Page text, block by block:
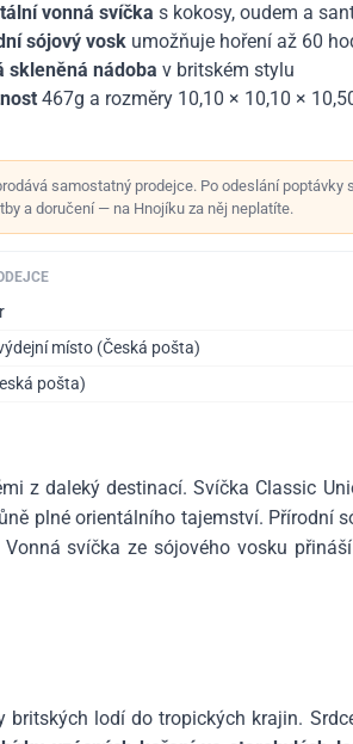
vonná svíčka s kokosy, oudem a
sójový vosk umožňuje hoření až 60
skleněná nádoba v britském stylu
467g a rozměry 10,10 × 10,10 ×
samostatný prodejce. Po odeslání poptávky
a doručení — na Hnojíku za něj neplatíte.
místo (Česká pošta)
pošta)
z daleký destinací. Svíčka Classic
plné orientálního tajemství. Přírodní
svíčka ze sójového vosku
britských lodí do tropických krajin.